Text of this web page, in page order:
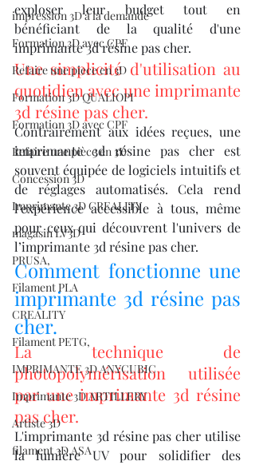
impression 3D à la demande
Formation 3D avec CPF
Refaire une piece en 3D
Formation 3D QUALIOPI
Formation 3D avec CPF
Refaire une pièce en 3D
Concession 3D
Imprimante 3D CREALITY
magasin LV3D
PRUSA,
Filament PLA
CREALITY
Filament PETG,
IMPRIMANTE 3D ANYCUBIC
Imprimante 3D ARTILLERY
Artiste 3D
filament 3D ASA
exploser leur budget tout en
bénéficiant de la qualité d'une
imprimante 3d résine pas cher.
Une simplicité d'utilisation au
quotidien avec une imprimante
3d résine pas cher.
Contrairement aux idées reçues, une
imprimante 3d résine pas cher est
souvent équipée de logiciels intuitifs et
de réglages automatisés. Cela rend
l'expérience accessible à tous, même
pour ceux qui découvrent l'univers de
l’imprimante 3d résine pas cher.
Comment fonctionne une
imprimante 3d résine pas
cher.
La technique de
photopolymérisation utilisée
par une imprimante 3d résine
pas cher.
L'imprimante 3d résine pas cher utilise
la lumière UV pour solidifier des